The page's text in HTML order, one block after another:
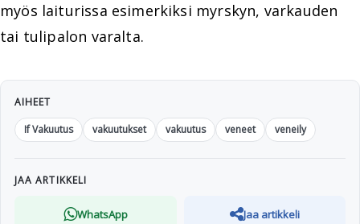
myös laiturissa esimerkiksi myrskyn, varkauden
tai tulipalon varalta.
AIHEET
If Vakuutus
vakuutukset vakuutus veneet veneily
JAA ARTIKKELI
WhatsApp Jaa artikkeli